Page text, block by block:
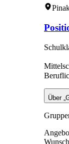
Über